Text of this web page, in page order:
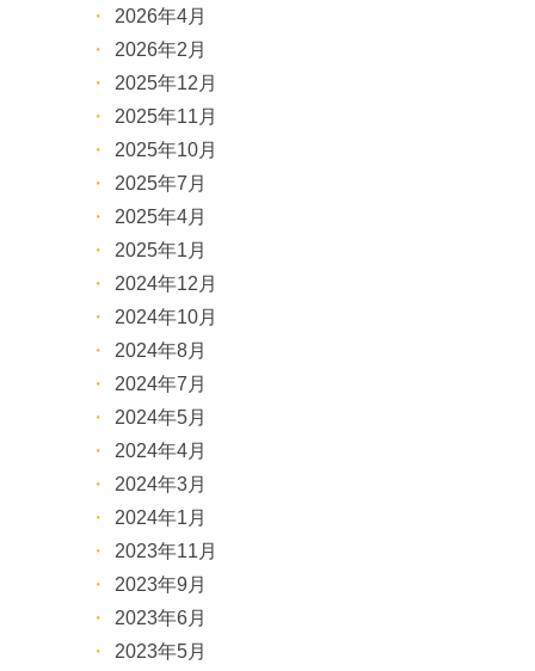
2026年4月
2026年2月
2025年12月
2025年11月
2025年10月
2025年7月
2025年4月
2025年1月
2024年12月
2024年10月
2024年8月
2024年7月
2024年5月
2024年4月
2024年3月
2024年1月
2023年11月
2023年9月
2023年6月
2023年5月